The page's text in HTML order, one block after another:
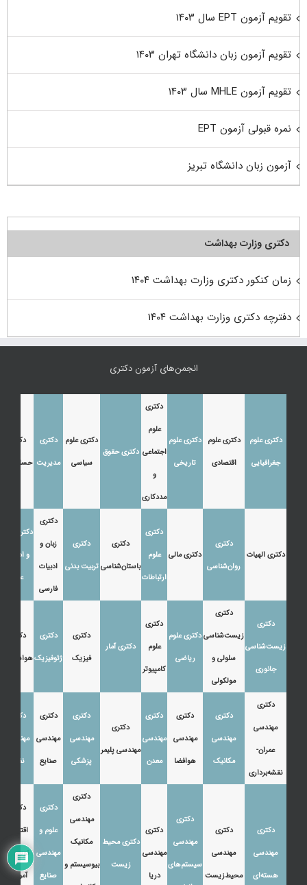
تقویم آزمون EPT سال ۱۴۰۳
تقویم آزمون زبان دانشگاه تهران ۱۴۰۳
تقویم آزمون MHLE سال ۱۴۰۳
نمره قبولی آزمون EPT
آزمون زبان دانشگاه تبریز
دکتری وزارت بهداشت
زمان کنکور دکتری وزارت بهداشت ۱۴۰۴
دفترچه دکتری وزارت بهداشت ۱۴۰۴
انجمن‌های آزمون دکتری
دکتری علوم
جغرافیایی
دکتری علوم
اقتصادی
دکتری علوم
تاریخی
دکتری
علوم
اجتماعی
و
مددکاری
دکتری حقوق
دکتری علوم
سیاسی
دکتری
مدیریت
دکتری
حسابداری
دکتری الهیات
دکتری
روان‌شناسی
دکتری مالی
دکتری
علوم
ارتباطات
دکتری
باستان‌شناسی
دکتری
تربیت بدنی
دکتری
زبان و
ادبیات
فارسی
دکتری زبان
و ادبیات
عرب
دکتری
زیست‌شناسی
جانوری
دکتری
زیست‌شناسی
سلولی و
مولکولی
دکتری علوم
ریاضی
دکتری
علوم
کامپیوتر
دکتری آمار
دکتری
فیزیک
دکتری
ژئوفیزیک
دکتری
هواشناسی
دکتری
مهندسی
عمران-
نقشه‌برداری
دکتری
مهندسی
مکانیک
دکتری
مهندسی
هوافضا
دکتری
مهندسی
معدن
دکتری
مهندسی پلیمر
دکتری
مهندسی
پزشکی
دکتری
مهندسی
صنایع
دکتری
مهندسی
نفت
دکتری
مهندسی
هسته‌ای
دکتری
مهندسی
محیط‌زیست
دکتری
مهندسی
سیستم‌های
دکتری
مهندسی
دریا
دکتری محیط
زیست
دکتری
مهندسی
مکانیک
بیوسیستم و
دکتری
علوم و
مهندسی
صنایع
دکتری
اقتصاد،
توسعه و
آموزش